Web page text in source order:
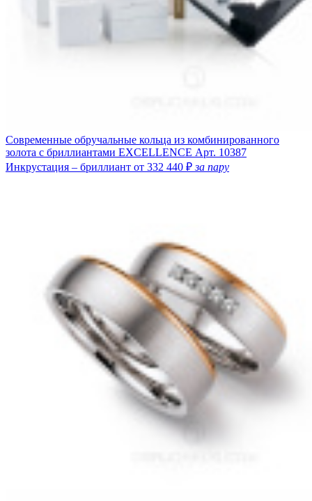
Современные обручальные кольца из комбинированного
золота с бриллиантами EXCELLENCE Арт. 10387
Инкрустация – бриллиант от 332 440 ₽за пару